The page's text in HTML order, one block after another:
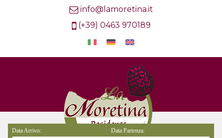
info@lamoretina.it
(+39) 0463 970189
Data Arrivo: Data Partenza: